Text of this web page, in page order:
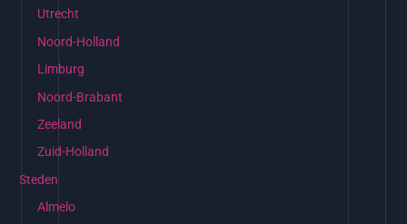
Utrecht
Noord-Holland
Limburg
Noord-Brabant
Zeeland
Zuid-Holland
Steden
Almelo